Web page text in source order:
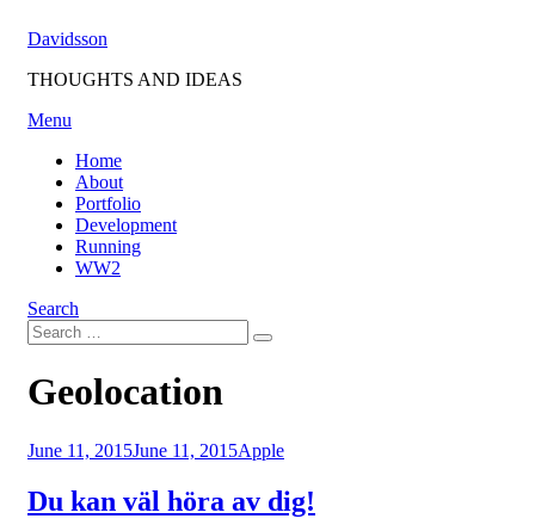
Davidsson
THOUGHTS AND IDEAS
Menu
Home
About
Portfolio
Development
Running
WW2
Search
Search
for:
Search
Tag
:
Geolocation
Posted
June 11, 2015June 11, 2015Apple
Du kan väl höra av dig!